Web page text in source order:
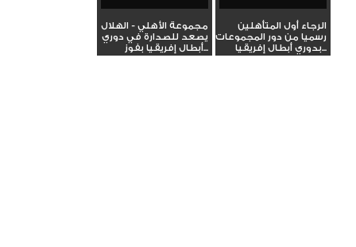
الرجاء أول المتأهلين
رسميا من دور المجموعات
بدوري أبطال إفريقيا...
مجموعة الأهلي - الهلال
يصعد للصدارة في دوري
أبطال إفريقيا بفوز...